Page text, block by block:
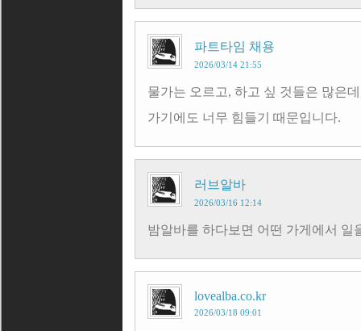
파트타임 채용
2026/03/14 21:55
물가는 오르고, 하고 싶 것들은 많은
가기에도 너무 힘들기 때문입니다.
러브알바
2026/03/16 12:14
밤알바를 하다보면 어떤 가게에서
lovealba.co.kr
2026/03/18 09:01